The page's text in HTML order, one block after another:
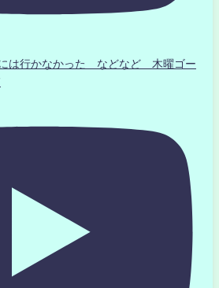
は行かなかった などなど 木曜ゴー